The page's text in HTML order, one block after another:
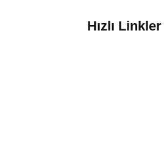
Hızlı Linkler